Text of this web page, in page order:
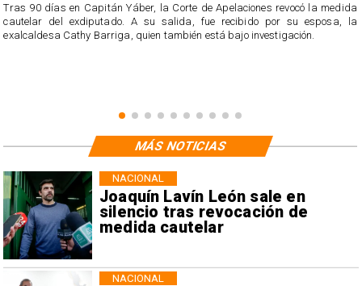
Tras 90 días en Capitán Yáber, la Corte de Apelaciones revocó la medida
cautelar del exdiputado. A su salida, fue recibido por su esposa, la
exalcaldesa Cathy Barriga, quien también está bajo investigación.
Joaquín Lavín León sale en
silencio tras revocación de
medida cautelar
NACIONAL
NACIONAL
MÁS NOTICIAS